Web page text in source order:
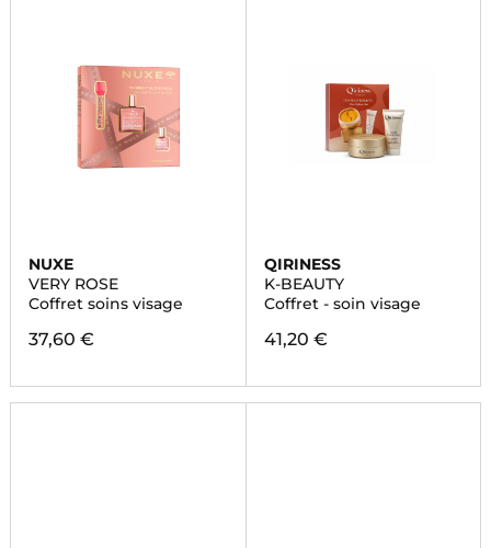
NUXE
VERY ROSE
Coffret soins visage
37,60 €
QIRINESS
K-BEAUTY
Coffret - soin visage
41,20 €